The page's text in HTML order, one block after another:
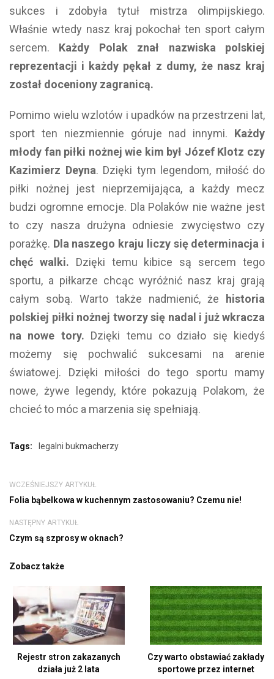
sukces i zdobyła tytuł mistrza olimpijskiego.
Właśnie wtedy nasz kraj pokochał ten sport całym
sercem. Każdy Polak znał nazwiska polskiej
reprezentacji i każdy pękał z dumy, że nasz kraj
został doceniony zagranicą.
Pomimo wielu wzlotów i upadków na przestrzeni lat,
sport ten niezmiennie góruje nad innymi. Każdy
młody fan piłki nożnej wie kim był Józef Klotz czy
Kazimierz Deyna. Dzięki tym legendom, miłość do
piłki nożnej jest nieprzemijająca, a każdy mecz
budzi ogromne emocje. Dla Polaków nie ważne jest
to czy nasza drużyna odniesie zwycięstwo czy
porażkę. Dla naszego kraju liczy się determinacja i
chęć walki. Dzięki temu kibice są sercem tego
sportu, a piłkarze chcąc wyróżnić nasz kraj grają
całym sobą. Warto także nadmienić, że historia
polskiej piłki nożnej tworzy się nadal i już wkracza
na nowe tory. Dzięki temu co działo się kiedyś
możemy się pochwalić sukcesami na arenie
światowej. Dzięki miłości do tego sportu mamy
nowe, żywe legendy, które pokazują Polakom, że
chcieć to móc a marzenia się spełniają.
Tags: legalni bukmacherzy
WCZEŚNIEJSZY ARTYKUŁ
Folia bąbelkowa w kuchennym zastosowaniu? Czemu nie!
NASTĘPNY ARTYKUŁ
Czym są szprosy w oknach?
Zobacz także
Rejestr stron zakazanych
działa już 2 lata
Czy warto obstawiać zakłady
sportowe przez internet